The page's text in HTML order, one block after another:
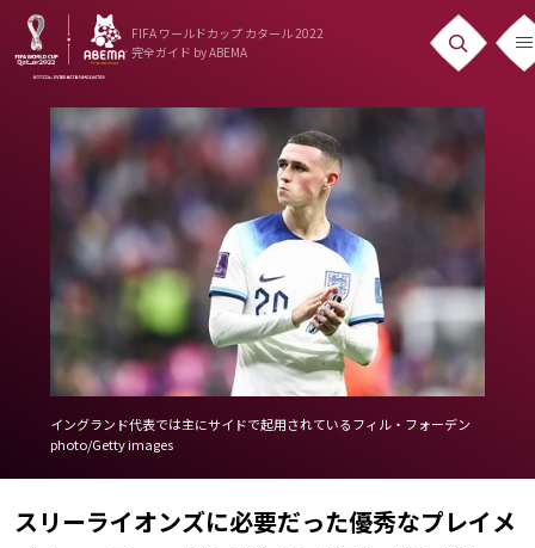
FIFA ワールドカップ カタール 2022
完全ガイド by ABEMA
ニュース
News
出場国
Teams
日本代表
Team Japan
日程・結果
Schedule
ランキング
イングランド代表では主にサイドで起用されているフィル・フォーデン
photo/Getty images
スリーライオンズに必要だった優秀なプレイメ